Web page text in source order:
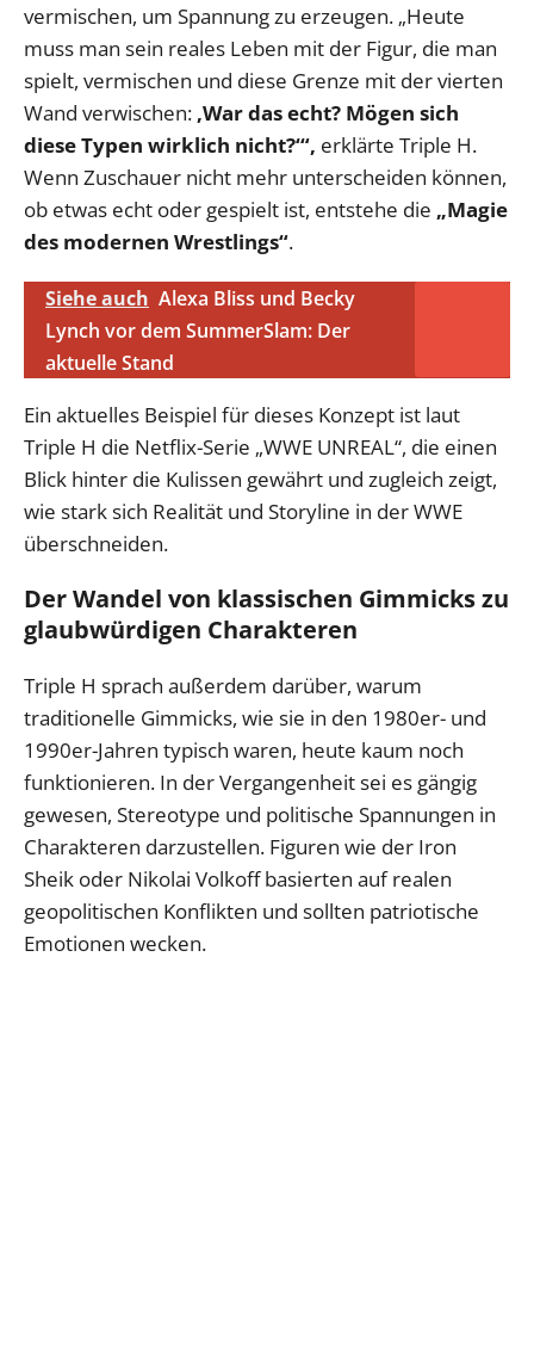
vermischen, um Spannung zu erzeugen. „Heute
muss man sein reales Leben mit der Figur, die man
spielt, vermischen und diese Grenze mit der vierten
Wand verwischen: ‚War das echt? Mögen sich
diese Typen wirklich nicht?‘“, erklärte Triple H.
Wenn Zuschauer nicht mehr unterscheiden können,
ob etwas echt oder gespielt ist, entstehe die „Magie
des modernen Wrestlings“.
Siehe auch Alexa Bliss und Becky
Lynch vor dem SummerSlam: Der
aktuelle Stand
Ein aktuelles Beispiel für dieses Konzept ist laut
Triple H die Netflix-Serie „WWE UNREAL“, die einen
Blick hinter die Kulissen gewährt und zugleich zeigt,
wie stark sich Realität und Storyline in der WWE
überschneiden.
Der Wandel von klassischen Gimmicks zu
glaubwürdigen Charakteren
Triple H sprach außerdem darüber, warum
traditionelle Gimmicks, wie sie in den 1980er- und
1990er-Jahren typisch waren, heute kaum noch
funktionieren. In der Vergangenheit sei es gängig
gewesen, Stereotype und politische Spannungen in
Charakteren darzustellen. Figuren wie der Iron
Sheik oder Nikolai Volkoff basierten auf realen
geopolitischen Konflikten und sollten patriotische
Emotionen wecken.